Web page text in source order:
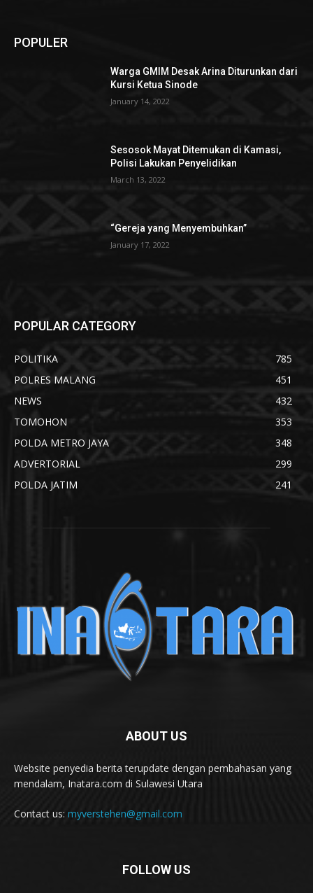
POPULER
Warga GMIM Desak Arina Diturunkan dari
Kursi Ketua Sinode
January 14, 2022
Sesosok Mayat Ditemukan di Kamasi,
Polisi Lakukan Penyelidikan
March 13, 2022
“Gereja yang Menyembuhkan”
January 17, 2022
POPULAR CATEGORY
POLITIKA
785
POLRES MALANG
451
NEWS
432
TOMOHON
353
POLDA METRO JAYA
348
ADVERTORIAL
299
POLDA JATIM
241
ABOUT US
Website penyedia berita terupdate dengan pembahasan yang
mendalam, Inatara.com di Sulawesi Utara
Contact us: myverstehen@gmail.com
FOLLOW US